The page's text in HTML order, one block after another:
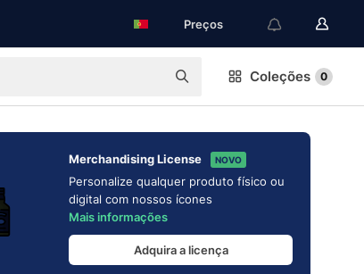
Preços
Coleções 0
Merchandising License NOVO
Personalize qualquer produto físico ou
digital com nossos ícones
Mais informações
Adquira a licença